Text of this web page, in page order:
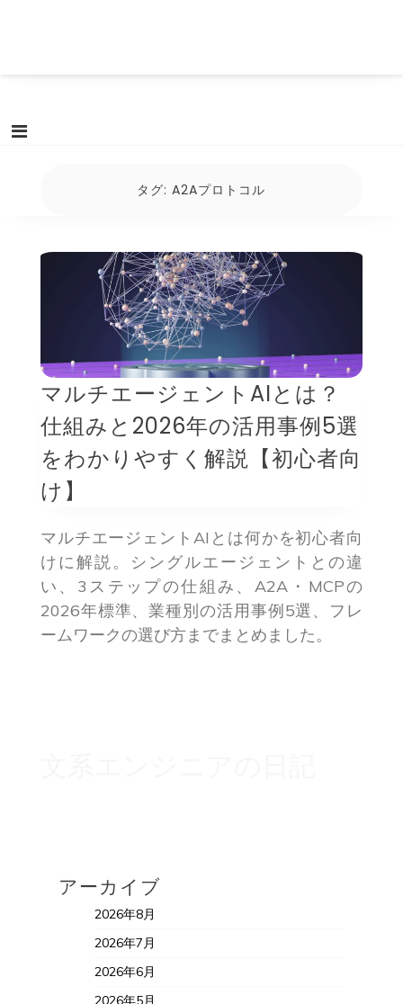
タグ:A2Aプロトコル
マルチエージェントAIとは？
仕組みと2026年の活用事例5選
をわかりやすく解説【初心者向
け】
マルチエージェントAIとは何かを初心者向
けに解説。シングルエージェントとの違
い、3ステップの仕組み、A2A・MCPの
2026年標準、業種別の活用事例5選、フレ
ームワークの選び方までまとめました。
アーカイブ
2026年8月
2026年7月
2026年6月
2026年5月